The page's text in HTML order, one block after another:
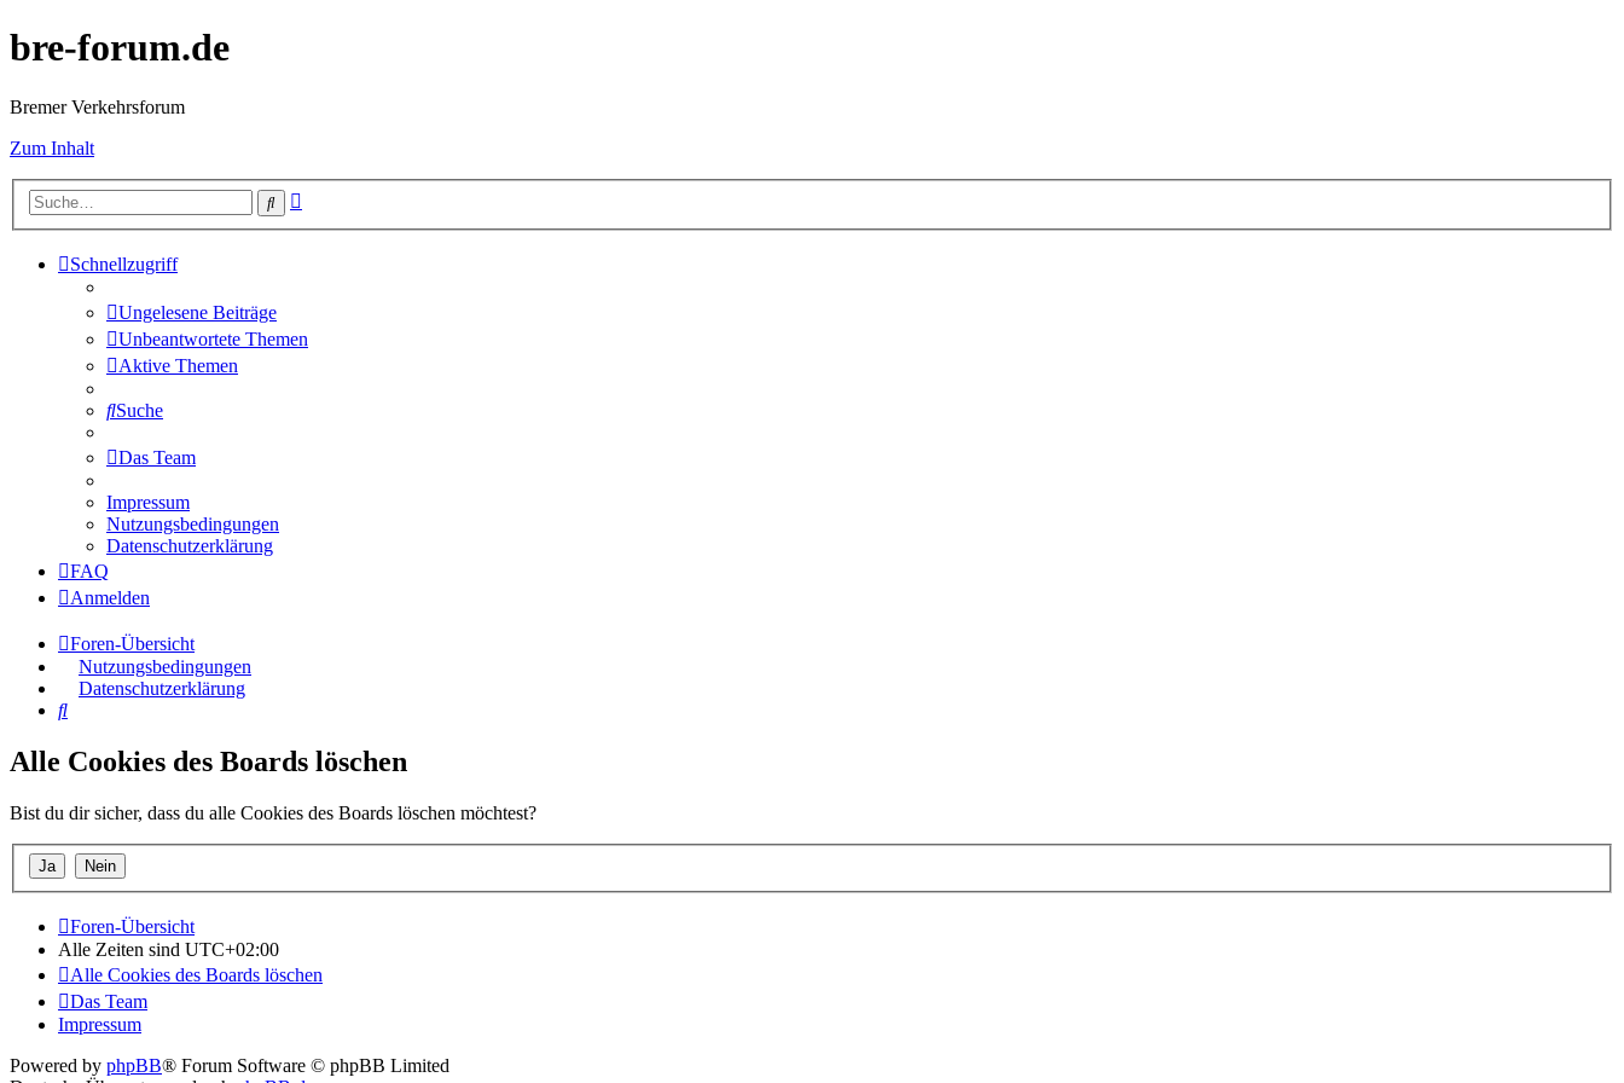
bre-forum.de
Bremer Verkehrsforum
Zum Inhalt
Suche
Schnellzugriff
Ungelesene Beiträge
Unbeantwortete Themen
Aktive Themen
Suche
Das Team
Impressum
Nutzungsbedingungen
Datenschutzerklärung
FAQ
Anmelden
Foren-Übersicht
Nutzungsbedingungen
Datenschutzerklärung
Suche
Alle Cookies des Boards löschen
Bist du dir sicher, dass du alle Cookies des Boards löschen möchtest?
Foren-Übersicht
Alle Zeiten sind UTC+02:00
Alle Cookies des Boards löschen
Das Team
Impressum
Powered by phpBB® Forum Software © phpBB Limited